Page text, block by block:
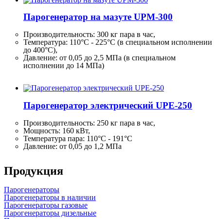
Парогенератор на мазуте UPM-300
Производительность: 300 кг пара в час,
Температура: 110°C - 225°C (в специальном исполнении
до 400°C),
Давление: от 0,05 до 2,5 МПа (в специальном
исполнении до 14 МПа)
Парогенератор электрический UPE-250
Производительность: 250 кг пара в час,
Мощность: 160 кВт,
Температура пара: 110°C - 191°C
Давление: от 0,05 до 1,2 МПа
Продукция
Парогенераторы
Парогенераторы в наличии
Парогенераторы газовые
Парогенераторы дизельные